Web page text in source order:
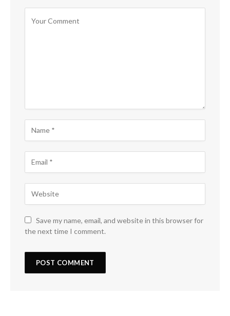
Save my name, email, and website in this browser for
the next time I comment.